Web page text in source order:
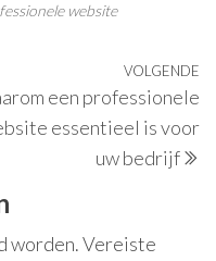
website
VOLGENDE
een professionele
essentieel is voor
uw bedrijf
worden.Vereiste